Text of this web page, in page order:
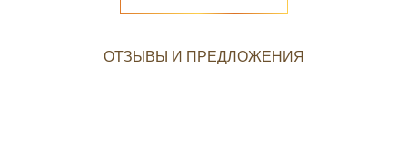
ОТЗЫВЫ И ПРЕДЛОЖЕНИЯ